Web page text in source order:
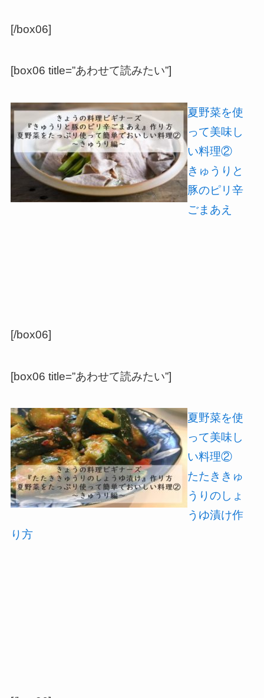
[/box06]
[box06 title=”あわせて読みたい”]
夏野菜を使
って美味し
い料理②
きゅうりと
豚のピリ辛
ごまあえ
[/box06]
[box06 title=”あわせて読みたい”]
夏野菜を使
って美味し
い料理②
たたききゅ
うりのしょ
うゆ漬け作
り方